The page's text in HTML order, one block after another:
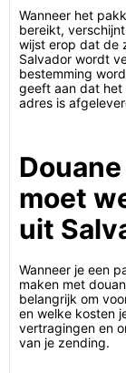
Wanneer het
bereikt,
wijst erop dat de
Salvador wordt
bestemming
geeft aan dat
adres is
moet
uit
Wanneer je een
maken met
belangrijk om
en welke kosten
vertragingen en
van je zending.